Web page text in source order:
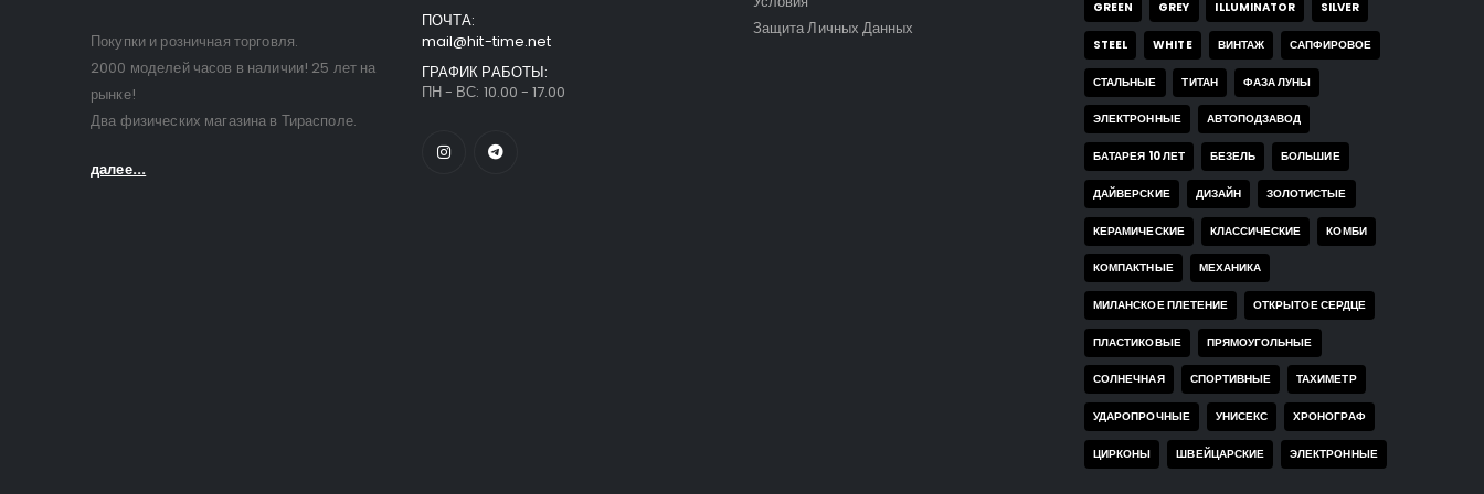
Покупки и розничная торговля.
2000 моделей часов в наличии! 25 лет на
рынке!
Два физических магазина в Тирасполе.
далее...
ПОЧТА:
mail@hit-time.net
ГРАФИК РАБОТЫ:
ПН - ВС: 10.00 - 17.00
Защита Личных Данных
GREEN GREY ILLUMINATOR SILVER
STEEL WHITE ВИНТАЖ САПФИРОВОЕ
СТАЛЬНЫЕ ТИТАН ФАЗА ЛУНЫ
ЭЛЕКТРОННЫЕ АВТОПОДЗАВОД
БАТАРЕЯ 10 ЛЕТ БЕЗЕЛЬ БОЛЬШИЕ
ДАЙВЕРСКИЕ ДИЗАЙН ЗОЛОТИСТЫЕ
КЕРАМИЧЕСКИЕ КЛАССИЧЕСКИЕ КОМБИ
КОМПАКТНЫЕ МЕХАНИКА
МИЛАНСКОЕ ПЛЕТЕНИЕ ОТКРЫТОЕ СЕРДЦЕ
ПЛАСТИКОВЫЕ ПРЯМОУГОЛЬНЫЕ
СОЛНЕЧНАЯ СПОРТИВНЫЕ ТАХИМЕТР
УДАРОПРОЧНЫЕ УНИСЕКС ХРОНОГРАФ
ЦИРКОНЫ ШВЕЙЦАРСКИЕ ЭЛЕКТРОННЫЕ